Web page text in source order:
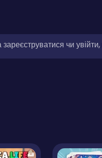
зареєструватися чи